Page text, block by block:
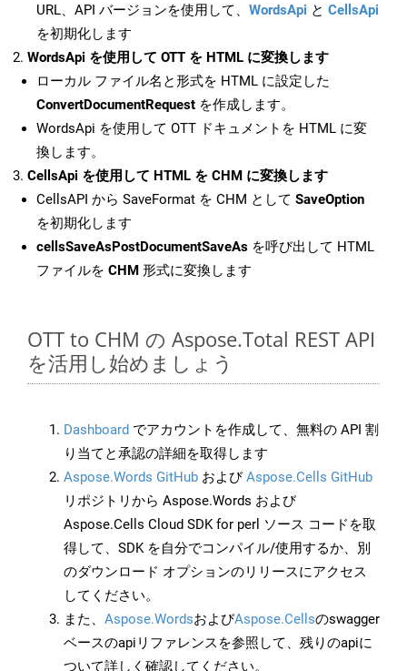
URL、API バージョンを使用して、 WordsApi と CellsApi
を初期化します
WordsApi を使用して OTT を HTML に変換します
ローカル ファイル名と形式を HTML に設定した
ConvertDocumentRequest を作成します。
WordsApi を使用して OTT ドキュメントを HTML に変
換します。
CellsApi を使用して HTML を CHM に変換します
CellsAPI から SaveFormat を CHM として SaveOption
を初期化します
cellsSaveAsPostDocumentSaveAs を呼び出して HTML
ファイルを CHM 形式に変換します
OTT to CHM の Aspose.Total REST API
を活用し始めましょう
Dashboard でアカウントを作成して、無料の API 割
り当てと承認の詳細を取得します
Aspose.Words GitHub およびAspose.Cells GitHub
リポジトリから Aspose.Words および
Aspose.Cells Cloud SDK for perl ソース コードを取
得して、SDK を自分でコンパイル/使用するか、別
のダウンロード オプションのリリースにアクセス
してください。
また、 Aspose.WordsおよびAspose.Cellsのswagger
ベースのapiリファレンスを参照して、残りのapiに
ついて詳しく確認してください。